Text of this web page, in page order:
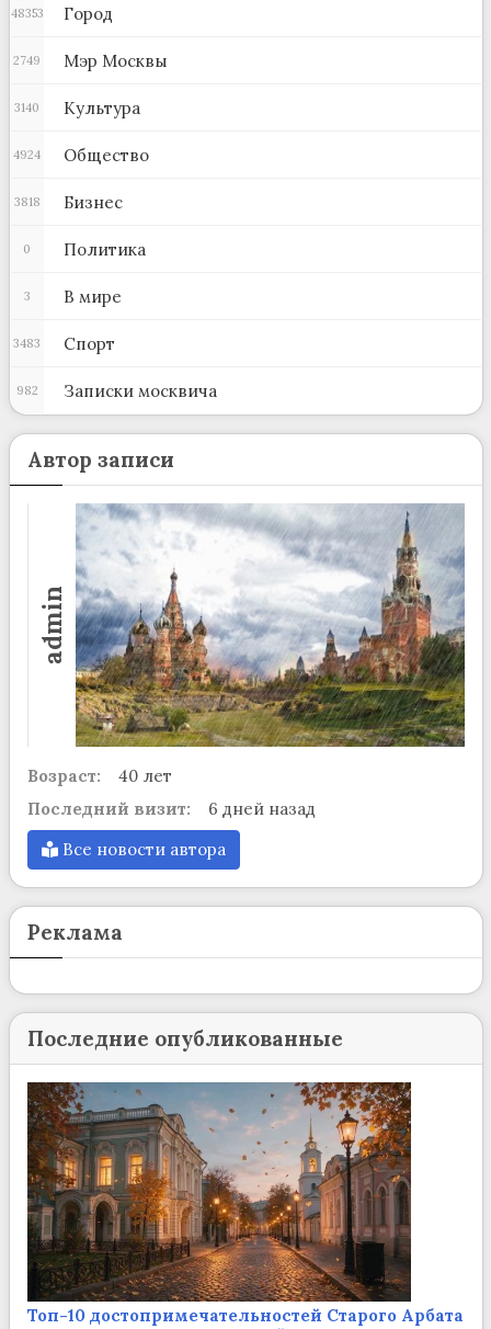
Город
48353
Мэр Москвы
2749
Культура
3140
Общество
4924
Бизнес
3818
Политика
0
В мире
3
Спорт
3483
Записки москвича
982
Автор записи
admin
Возраст:
40 лет
Последний визит:
6 дней назад
Все новости автора
Реклама
Последние опубликованные
Топ-10 достопримечательностей Старого Арбата